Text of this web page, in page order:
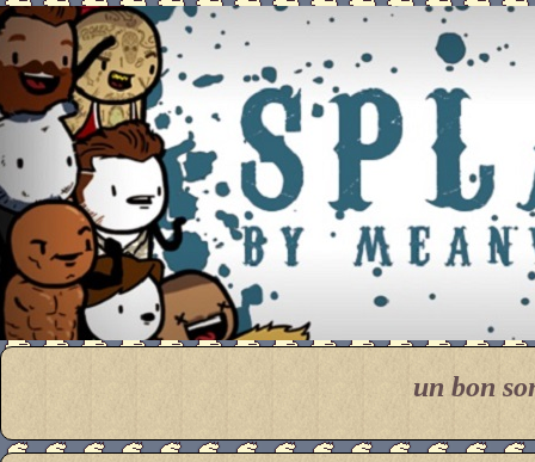
Pendant ce temps... Par
un bon